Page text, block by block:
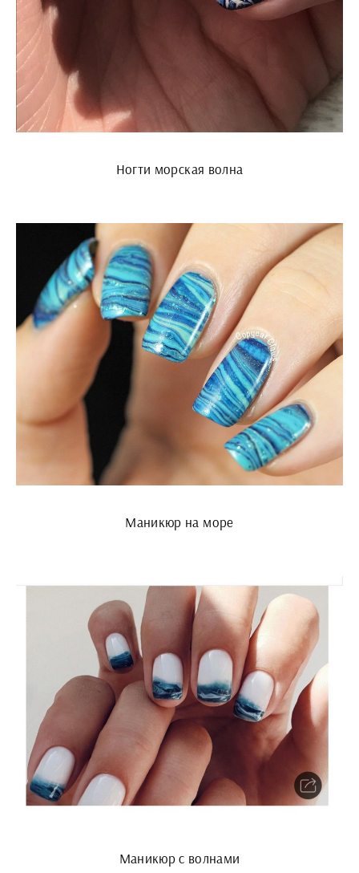
Ногти морская волна
Маникюр на море
Маникюр с волнами